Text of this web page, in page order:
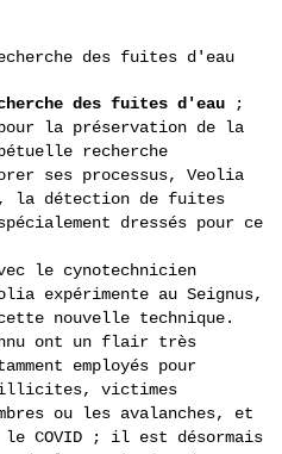
des fuites d'eau
des fuites d'eau ;
la préservation de la
recherche
ses processus, Veolia
la détection de fuites
dressés pour ce
le cynotechnicien
expérimente au Seignus,
nouvelle technique.
ont un flair très
employés pour
illicites, victimes
ou les avalanches, et
le COVID ; il est désormais